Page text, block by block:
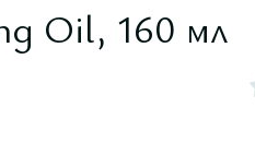
Oil, 160 мл